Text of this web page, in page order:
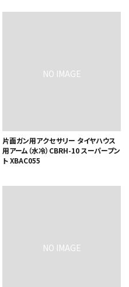
片面ガン用アクセサリー タイヤハウス
用アーム（水冷）CBRH-10 スーパープン
ト XBAC055